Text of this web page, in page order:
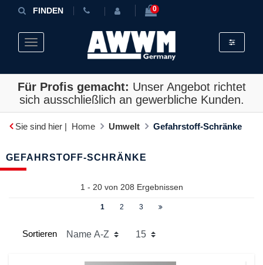
FINDEN 0
Toggle navigation Toggle
Für Profis gemacht: Unser Angebot richtet
sich ausschließlich an gewerbliche Kunden.
Sie sind hier | Home Umwelt Gefahrstoff-Schränke
GEFAHRSTOFF-SCHRÄNKE
1 - 20 von 208 Ergebnissen
1 2 3
Sortieren